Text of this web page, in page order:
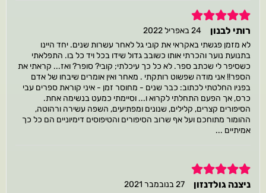
5
רותי לבנון
24 באפריל 2022
לא מזמן פגשתי באקראי את קובי גל לאחר עשרות שנים. יחד היינו
בתנועת נוער והכרתי אותו כשובב גדול שידו בכל ויד כל בו. התפלאתי
כשסיפר לי שכתב ספר. לא כל כך עיכלתי; קובי? סופר? ואז... קראתי את
הספר!! אני מודה שפשוט רותקתי . מאחר ואין אומרים שיבחו של אדם
בפניו החלטתי לכתוב: כבר שנים - מחוסר זמן - איני קוראת ספרים עבי
כרס, אך הפעם התחלתי לקרוא ו... וסיימתי כמעט בנשימה אחת.
הסיפורים קצרים, קלילים, שנונים ומפתיעים, השפה עשירה ורהוטה,
ההומור מתוחכם ועל אף שרוב הסיפורים והטיפוסים דימיוניים הם כל כך
אמיתיים ...
5
ניצנה גולדנזון
27 בנובמבר 2021